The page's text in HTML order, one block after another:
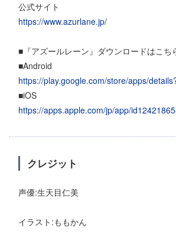
公式サイト
https://www.azurlane.jp/
■『アズールレーン』ダウンロードはこち
■Android
https://play.google.com/store/apps/
■iOS
https://apps.apple.com/jp/app/
クレジット
声優:生天目仁美
イラスト:ももかん